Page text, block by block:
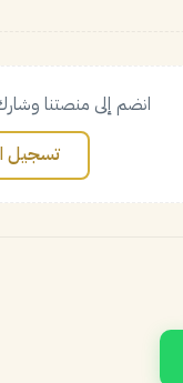
انضم إلى منصتنا
تسجيل